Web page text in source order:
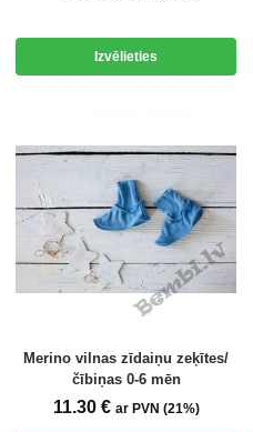
Izvēlieties
Merino vilnas zīdaiņu zeķītes/
čībiņas 0-6 mēn
11.30 € ar PVN (21%)